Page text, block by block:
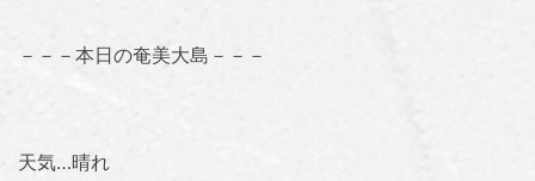
－－－本日の奄美大島－－－
天気…晴れ